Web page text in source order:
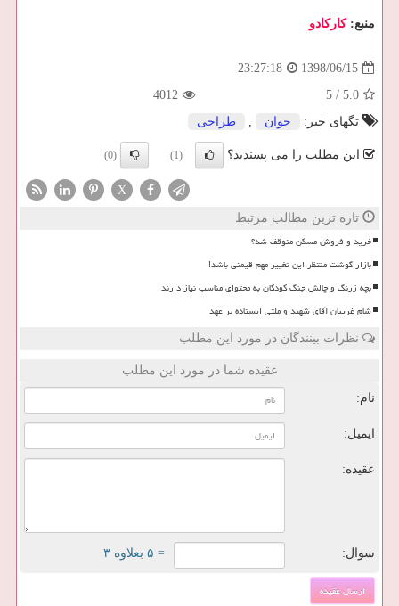
منبع:كاركادو
1398/06/15
23:27:18
5.0
/
5
4012
تگهای خبر:
جوان , طراحی
این مطلب را می پسندید؟ (1)
(0)
X
تازه ترین مطالب مرتبط
خرید و فروش مسکن متوقف شد؟
بازار گوشت منتظر این تغییر مهم قیمتی باشد!
بچه زرنگ و چالش جنگ کودکان به محتوای مناسب نیاز دارند
شام غریبان آقای شهید و ملتی ایستاده بر عهد
نظرات بینندگان در مورد این مطلب
عقیده شما در مورد این مطلب
نام:
ایمیل:
عقیده:
سوال: = ۵ بعلاوه ۳